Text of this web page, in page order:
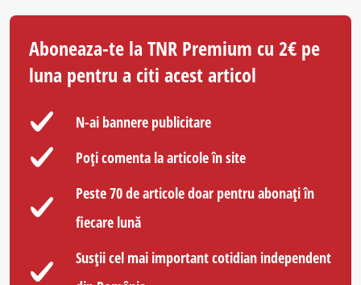
Aboneaza-te la TNR Premium cu 2€ pe
luna pentru a citi acest articol
N-ai bannere publicitare
Poți comenta la articole în site
Peste 70 de articole doar pentru abonați în
fiecare lună
Susții cel mai important cotidian independent